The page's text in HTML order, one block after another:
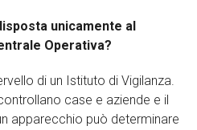
unicamente al
Operativa?
di un Istituto di Vigilanza.
case e aziende e il
apparecchio può determinare